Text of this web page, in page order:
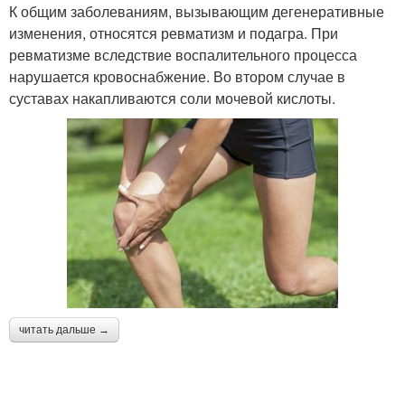
К общим заболеваниям, вызывающим дегенеративные
изменения, относятся ревматизм и подагра. При
ревматизме вследствие воспалительного процесса
нарушается кровоснабжение. Во втором случае в
суставах накапливаются соли мочевой кислоты.
читать дальше →